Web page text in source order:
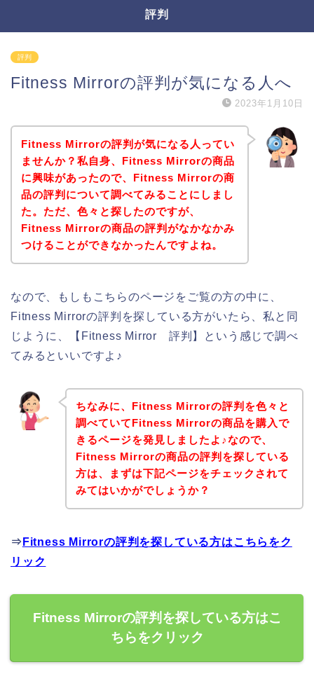
評判
評判
Fitness Mirrorの評判が気になる人へ
2023年1月10日
Fitness Mirrorの評判が気になる人ってい
ませんか？私自身、Fitness Mirrorの商品
に興味があったので、Fitness Mirrorの商
品の評判について調べてみることにしまし
た。ただ、色々と探したのですが、
Fitness Mirrorの商品の評判がなかなかみ
つけることができなかったんですよね。
なので、もしもこちらのページをご覧の方の中に、
Fitness Mirrorの評判を探している方がいたら、私と同
じように、【Fitness Mirror 評判】という感じで調べ
てみるといいですよ♪
ちなみに、Fitness Mirrorの評判を色々と
調べていてFitness Mirrorの商品を購入で
きるページを発見しましたよ♪なので、
Fitness Mirrorの商品の評判を探している
方は、まずは下記ページをチェックされて
みてはいかがでしょうか？
⇒ Fitness Mirrorの評判を探している方はこちらをク
リック
Fitness Mirrorの評判を探している方はこ
ちらをクリック